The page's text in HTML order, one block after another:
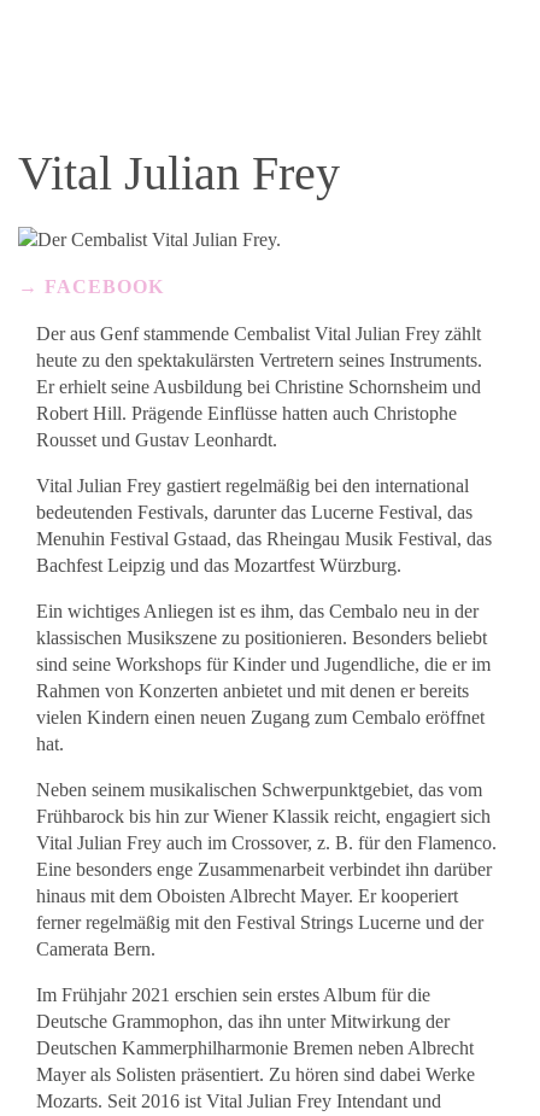
Vital Julian Frey
FACEBOOK
Der aus Genf stammende Cembalist Vital Julian Frey zählt
heute zu den spektakulärsten Vertretern seines Instruments.
Er erhielt seine Ausbildung bei Christine Schornsheim und
Robert Hill. Prägende Einflüsse hatten auch Christophe
Rousset und Gustav Leonhardt.
Vital Julian Frey gastiert regelmäßig bei den international
bedeutenden Festivals, darunter das Lucerne Festival, das
Menuhin Festival Gstaad, das Rheingau Musik Festival, das
Bachfest Leipzig und das Mozartfest Würzburg.
Ein wichtiges Anliegen ist es ihm, das Cembalo neu in der
klassischen Musikszene zu positionieren. Besonders beliebt
sind seine Workshops für Kinder und Jugendliche, die er im
Rahmen von Konzerten anbietet und mit denen er bereits
vielen Kindern einen neuen Zugang zum Cembalo eröffnet
hat.
Neben seinem musikalischen Schwerpunktgebiet, das vom
Frühbarock bis hin zur Wiener Klassik reicht, engagiert sich
Vital Julian Frey auch im Crossover, z. B. für den Flamenco.
Eine besonders enge Zusammenarbeit verbindet ihn darüber
hinaus mit dem Oboisten Albrecht Mayer. Er kooperiert
ferner regelmäßig mit den Festival Strings Lucerne und der
Camerata Bern.
Im Frühjahr 2021 erschien sein erstes Album für die
Deutsche Grammophon, das ihn unter Mitwirkung der
Deutschen Kammerphilharmonie Bremen neben Albrecht
Mayer als Solisten präsentiert. Zu hören sind dabei Werke
Mozarts. Seit 2016 ist Vital Julian Frey Intendant und